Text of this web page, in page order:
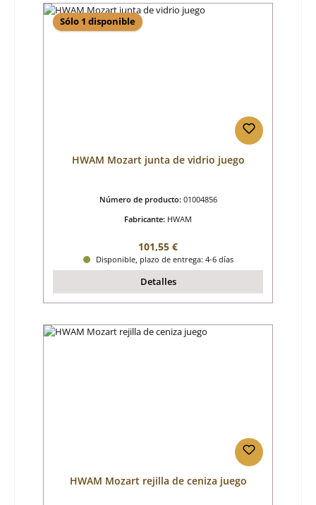
Sólo 1 disponible
HWAM Mozart junta de vidrio juego
Número de producto: 01004856
Fabricante: HWAM
Precio normal:
101,55 €
Disponible, plazo de entrega: 4-6 días
Detalles
HWAM Mozart rejilla de ceniza juego